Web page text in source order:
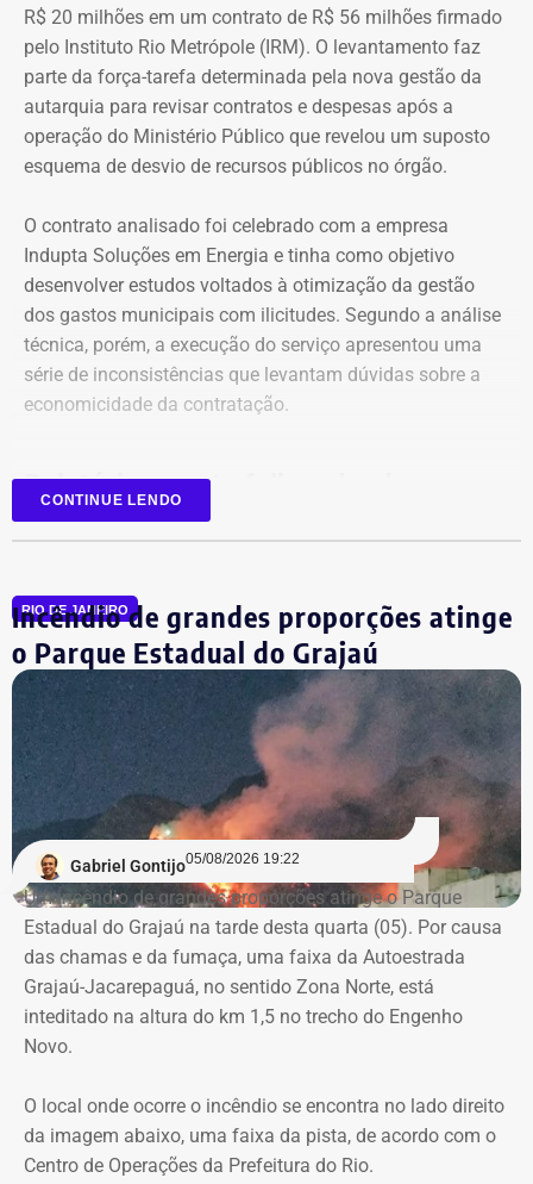
O crescimento patrimonial, por si só, não indica a
existência de irregularidades.
Declaração de bens de Vinícius Cozzolino em 2026 — Foto:
Reprodução/Divulgacand
Declaração de bens de Vinícius Cozzolino em 2022 — Foto:
Reprodução/Divulgacand
R$ 20 milhões em um contrato de R$ 56 milhões firmado
pelo Instituto Rio Metrópole (IRM). O levantamento faz
parte da força-tarefa determinada pela nova gestão da
autarquia para revisar contratos e despesas após a
operação do Ministério Público que revelou um suposto
esquema de desvio de recursos públicos no órgão.
O contrato analisado foi celebrado com a empresa
Indupta Soluções em Energia e tinha como objetivo
desenvolver estudos voltados à otimização da gestão
dos gastos municipais com ilicitudes. Segundo a análise
técnica, porém, a execução do serviço apresentou uma
série de inconsistências que levantam dúvidas sobre a
economicidade da contratação.
Relatório aponta falhas desde o
planejamento
auditores está a concentração de funções incompatíveis
dentro do processo de contratação. Conforme o relatório,
os mesmos agentes públicos participaram das etapas de
planejamento, julgamento e fiscalização do contrato,
comprometendo a segregação de funções.
A auditoria também aponta indícios de restrição à
competitividade da licitação, observados pela baixa
variação entre as propostas apresentadas pelas
empresas concorrentes, além de falhas na elaboração do
termo de referência.
Outro ponto que chamou a atenção dos técnicos foi a
ausência de critérios objetivos para justificar a
contratação da equipe prevista. Em uma das fases do
projeto, o contrato estimava a atuação de 76
superior a R$ 28 mil. Em alguns casos, como o de
consultores especializados, os valores chegavam a quase
R$ 75 mil por profissional, sem que houvesse justificativa
CONTINUE LENDO
RIO DE JANEIRO
Incêndio de grandes proporções atinge
o Parque Estadual do Grajaú
Gabriel Gontijo05/08/2026 19:22
Um incêndio de grandes proporções atinge o Parque
Estadual do Grajaú na tarde desta quarta (05). Por causa
das chamas e da fumaça, uma faixa da Autoestrada
Grajaú-Jacarepaguá, no sentido Zona Norte, está
inteditado na altura do km 1,5 no trecho do Engenho
Novo.
O local onde ocorre o incêndio se encontra no lado direito
da imagem abaixo, uma faixa da pista, de acordo com o
Centro de Operações da Prefeitura do Rio.